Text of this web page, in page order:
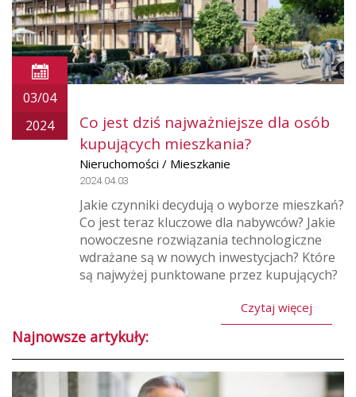
03/04
2024
Co jest dziś najważniejsze dla osób
kupujących mieszkania?
Nieruchomości / Mieszkanie
2024.04.03
Jakie czynniki decydują o wyborze mieszkań?
Co jest teraz kluczowe dla nabywców? Jakie
nowoczesne rozwiązania technologiczne
wdrażane są w nowych inwestycjach? Które
są najwyżej punktowane przez kupujących?
Czytaj więcej
Najnowsze artykuły: